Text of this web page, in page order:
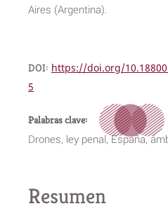
Aires (Argentina).
DOI: https://doi.org/
5
Palabras clave:
Drones, ley penal, España,
Resumen